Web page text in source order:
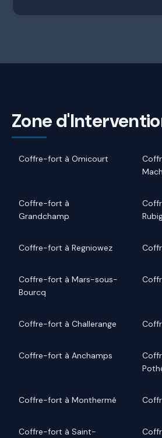
Zone
Coffre-fort à Omicourt
Coffre-fort à
Grandchamp
Coffre-fort à Regniowez
Coffre-fort à Mars-sous-
Bourcq
Coffre-fort à Challerange
Coffre-fort à Anchamps
Coffre-fort à Monthermé
Coffre-fort à Saint-